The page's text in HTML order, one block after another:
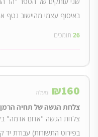
באיסוף עצמי מהיישוב
26 תומכים
₪160 ומעלה
צלחת הגשה של תחיה
בפירוט התשורות) עבודת יד